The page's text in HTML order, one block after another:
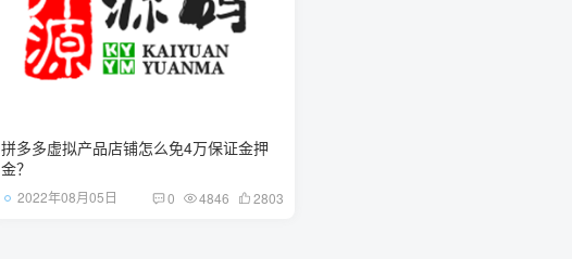
拼多多虚拟产品店铺怎么免4万保证金押
金？
2022年08月05日 0 4846 2803